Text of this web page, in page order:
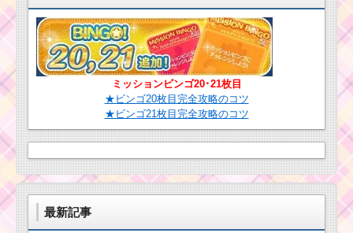
ミッションビンゴ20･21枚目
★ビンゴ20枚目完全攻略のコツ
★ビンゴ21枚目完全攻略のコツ
最新記事